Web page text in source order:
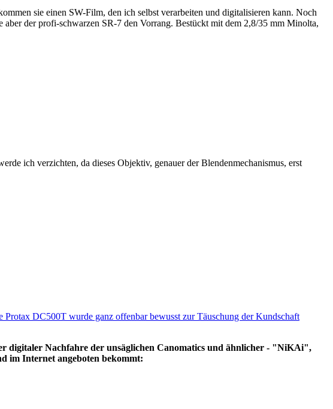
sie einen SW-Film, den ich selbst verarbeiten und digitalisieren kann. Noch
der profi-schwarzen SR-7 den Vorrang. Bestückt mit dem 2,8/35 mm Minolta,
ich verzichten, da dieses Objektiv, genauer der Blendenmechanismus, erst
Protax DC500T wurde ganz offenbar bewusst zur Täuschung der Kundschaft
digitaler Nachfahre der unsäglichen Canomatics und ähnlicher - "NiKAi",
im Internet angeboten bekommt: